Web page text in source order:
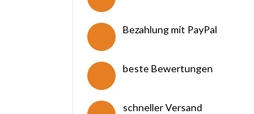
Bezahlung mit PayPal
beste Bewertungen
schneller Versand